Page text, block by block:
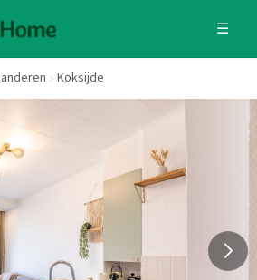
☰
Koksijde